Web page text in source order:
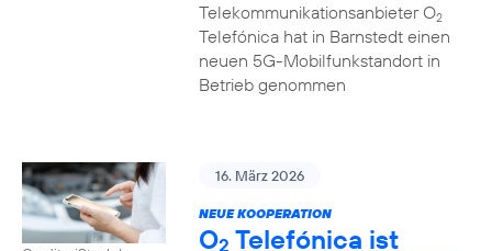
Telekommunikationsanbieter O2
Telefónica hat in Barnstedt einen
neuen 5G-Mobilfunkstandort in
Betrieb genommen
16. März 2026
NEUE KOOPERATION
O2 Telefónica ist